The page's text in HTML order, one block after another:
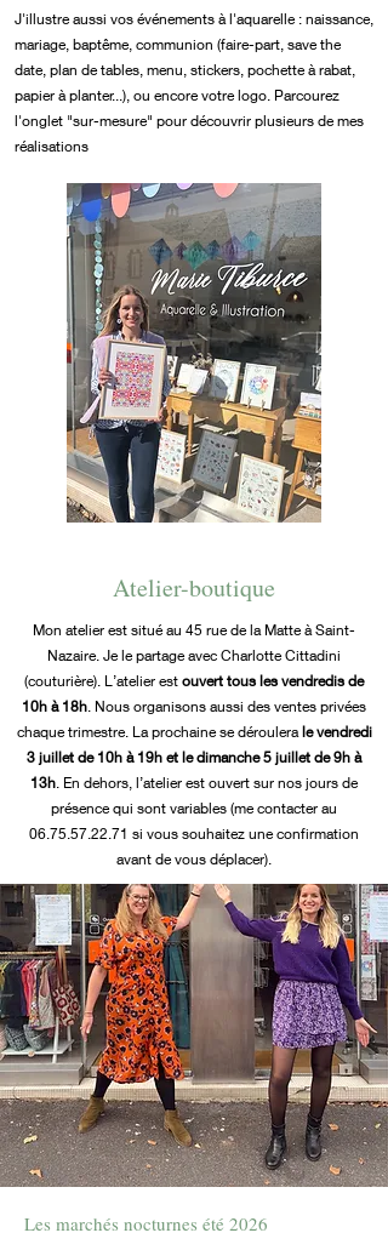
J'illustre aussi vos événements à l'aquarelle : naissance,
mariage, baptême, communion (faire-part, save the
date, plan de tables, menu, stickers, pochette à rabat,
papier à planter...), ou encore votre logo. Parcourez
l'onglet "sur-mesure" pour découvrir plusieurs de mes
réalisations
Atelier-boutique
Mon atelier est situé au 45 rue de la Matte à Saint-
Nazaire. Je le partage avec Charlotte Cittadini
(couturière). L’atelier est ouvert tous les vendredis de
10h à 18h . Nous organisons aussi des ventes privées
chaque trimestre. La prochaine se déroulera le vendredi
3 juillet de 10h à 19h et le dimanche 5 juillet de 9h à
13h . En dehors, l’atelier est ouvert sur nos jours de
présence qui sont variables (me contacter au
06.75.57.22.71 si vous souhaitez une confirmation
avant de vous déplacer).
Les marchés nocturnes été 2026